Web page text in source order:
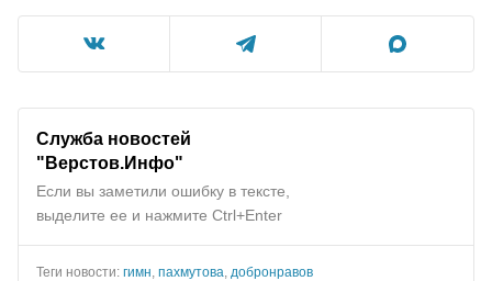
Служба новостей
"Верстов.Инфо"
Если вы заметили ошибку в тексте,
выделите ее и нажмите Ctrl+Enter
Теги новости: гимн пахмутова добронравов